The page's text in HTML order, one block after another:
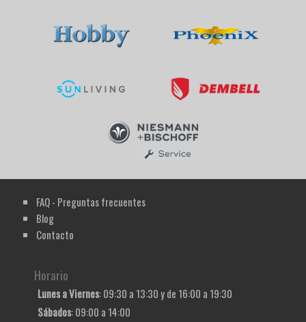
FAQ - Preguntas frecuentes
Blog
Contacto
Horario
Lunes a Viernes: 09:30 a 13:30 y de 16:00 a 19:30
Sábados: 09:00 a 14:00